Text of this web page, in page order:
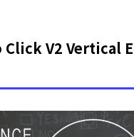
Click V2 Vertical